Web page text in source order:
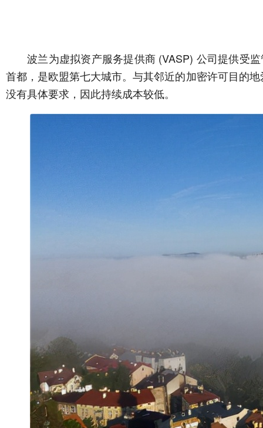
波兰为虚拟资产服务提供商 (VASP) 公司提供受
首都，是欧盟第七大城市。与其邻近的加密许可目的
没有具体要求，因此持续成本较低。